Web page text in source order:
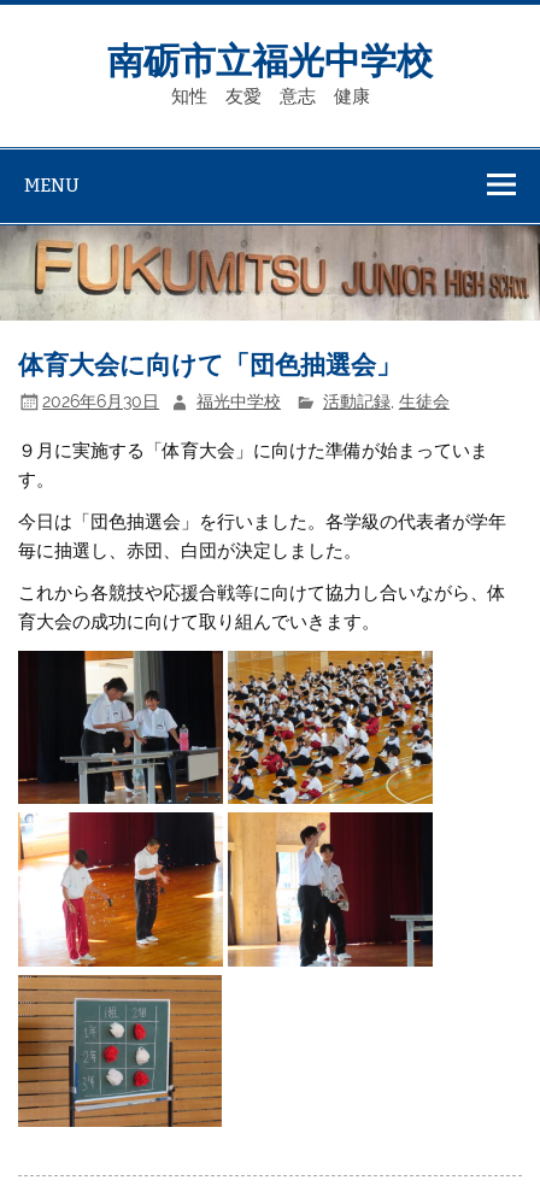
Skip
南砺市立福光中学校
知性 友愛 意志 健康
MENU
体育大会に向けて「団色抽選会」
2026年6月30日 福光中学校 活動記録, 生徒会
９月に実施する「体育大会」に向けた準備が始まっていま
す。
今日は「団色抽選会」を行いました。各学級の代表者が学年
毎に抽選し、赤団、白団が決定しました。
これから各競技や応援合戦等に向けて協力し合いながら、体
育大会の成功に向けて取り組んでいきます。